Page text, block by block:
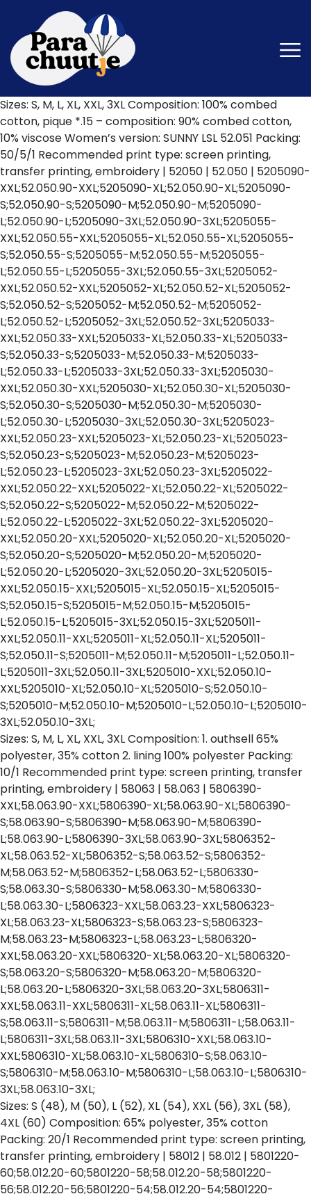
Sizes: S, M, L, XL, XXL, 3XL Composition: 100% combed
cotton, pique *.15 – composition: 90% combed cotton,
10% viscose Women’s version: SUNNY LSL 52.051 Packing:
50/5/1 Recommended print type: screen printing,
transfer printing, embroidery | 52050 | 52.050 | 5205090-
XXL;52.050.90-XXL;5205090-XL;52.050.90-XL;5205090-
S;52.050.90-S;5205090-M;52.050.90-M;5205090-
L;52.050.90-L;5205090-3XL;52.050.90-3XL;5205055-
XXL;52.050.55-XXL;5205055-XL;52.050.55-XL;5205055-
S;52.050.55-S;5205055-M;52.050.55-M;5205055-
L;52.050.55-L;5205055-3XL;52.050.55-3XL;5205052-
XXL;52.050.52-XXL;5205052-XL;52.050.52-XL;5205052-
S;52.050.52-S;5205052-M;52.050.52-M;5205052-
L;52.050.52-L;5205052-3XL;52.050.52-3XL;5205033-
XXL;52.050.33-XXL;5205033-XL;52.050.33-XL;5205033-
S;52.050.33-S;5205033-M;52.050.33-M;5205033-
L;52.050.33-L;5205033-3XL;52.050.33-3XL;5205030-
XXL;52.050.30-XXL;5205030-XL;52.050.30-XL;5205030-
S;52.050.30-S;5205030-M;52.050.30-M;5205030-
L;52.050.30-L;5205030-3XL;52.050.30-3XL;5205023-
XXL;52.050.23-XXL;5205023-XL;52.050.23-XL;5205023-
S;52.050.23-S;5205023-M;52.050.23-M;5205023-
L;52.050.23-L;5205023-3XL;52.050.23-3XL;5205022-
XXL;52.050.22-XXL;5205022-XL;52.050.22-XL;5205022-
S;52.050.22-S;5205022-M;52.050.22-M;5205022-
L;52.050.22-L;5205022-3XL;52.050.22-3XL;5205020-
XXL;52.050.20-XXL;5205020-XL;52.050.20-XL;5205020-
S;52.050.20-S;5205020-M;52.050.20-M;5205020-
L;52.050.20-L;5205020-3XL;52.050.20-3XL;5205015-
XXL;52.050.15-XXL;5205015-XL;52.050.15-XL;5205015-
S;52.050.15-S;5205015-M;52.050.15-M;5205015-
L;52.050.15-L;5205015-3XL;52.050.15-3XL;5205011-
XXL;52.050.11-XXL;5205011-XL;52.050.11-XL;5205011-
S;52.050.11-S;5205011-M;52.050.11-M;5205011-L;52.050.11-
L;5205011-3XL;52.050.11-3XL;5205010-XXL;52.050.10-
XXL;5205010-XL;52.050.10-XL;5205010-S;52.050.10-
S;5205010-M;52.050.10-M;5205010-L;52.050.10-L;5205010-
3XL;52.050.10-3XL;
Sizes: S, M, L, XL, XXL, 3XL Composition: 1. outhsell 65%
polyester, 35% cotton 2. lining 100% polyester Packing:
10/1 Recommended print type: screen printing, transfer
printing, embroidery | 58063 | 58.063 | 5806390-
XXL;58.063.90-XXL;5806390-XL;58.063.90-XL;5806390-
S;58.063.90-S;5806390-M;58.063.90-M;5806390-
L;58.063.90-L;5806390-3XL;58.063.90-3XL;5806352-
XL;58.063.52-XL;5806352-S;58.063.52-S;5806352-
M;58.063.52-M;5806352-L;58.063.52-L;5806330-
S;58.063.30-S;5806330-M;58.063.30-M;5806330-
L;58.063.30-L;5806323-XXL;58.063.23-XXL;5806323-
XL;58.063.23-XL;5806323-S;58.063.23-S;5806323-
M;58.063.23-M;5806323-L;58.063.23-L;5806320-
XXL;58.063.20-XXL;5806320-XL;58.063.20-XL;5806320-
S;58.063.20-S;5806320-M;58.063.20-M;5806320-
L;58.063.20-L;5806320-3XL;58.063.20-3XL;5806311-
XXL;58.063.11-XXL;5806311-XL;58.063.11-XL;5806311-
S;58.063.11-S;5806311-M;58.063.11-M;5806311-L;58.063.11-
L;5806311-3XL;58.063.11-3XL;5806310-XXL;58.063.10-
XXL;5806310-XL;58.063.10-XL;5806310-S;58.063.10-
S;5806310-M;58.063.10-M;5806310-L;58.063.10-L;5806310-
3XL;58.063.10-3XL;
Sizes: S (48), M (50), L (52), XL (54), XXL (56), 3XL (58),
4XL (60) Composition: 65% polyester, 35% cotton
Packing: 20/1 Recommended print type: screen printing,
transfer printing, embroidery | 58012 | 58.012 | 5801220-
60;58.012.20-60;5801220-58;58.012.20-58;5801220-
56;58.012.20-56;5801220-54;58.012.20-54;5801220-